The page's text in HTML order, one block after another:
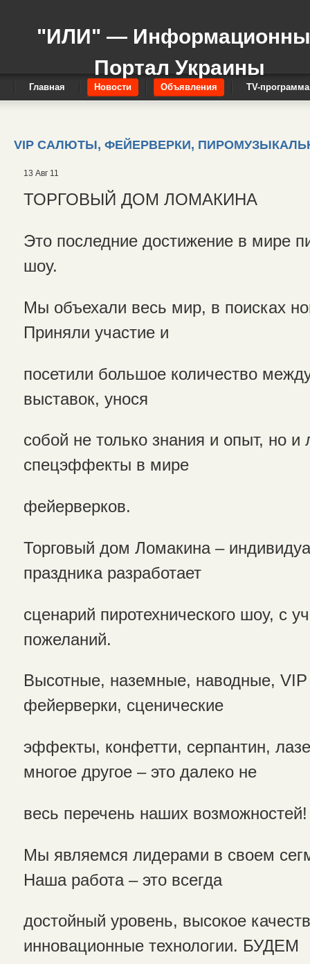
"ИЛИ" —
Портал Украины
Главная Новости Объявления TV-программа
VIP САЛЮТЫ, ФЕЙЕРВЕРКИ,
13 Авг 11
ТОРГОВЫЙ ДОМ ЛОМАКИНА
Это последние достижение в мире
шоу.
Мы объехали весь мир, в поисках
Приняли участие и
посетили большое количество
выставок, унося
собой не только знания и опыт, но и
спецэффекты в мире
фейерверков.
Торговый дом Ломакина –
праздника разработает
сценарий пиротехнического шоу, с
пожеланий.
Высотные, наземные, наводные,
фейерверки, сценические
эффекты, конфетти, серпантин,
многое другое – это далеко не
весь перечень наших возможностей!
Мы являемся лидерами в своем
Наша работа – это всегда
достойный уровень, высокое
инновационные технологии. БУДЕМ